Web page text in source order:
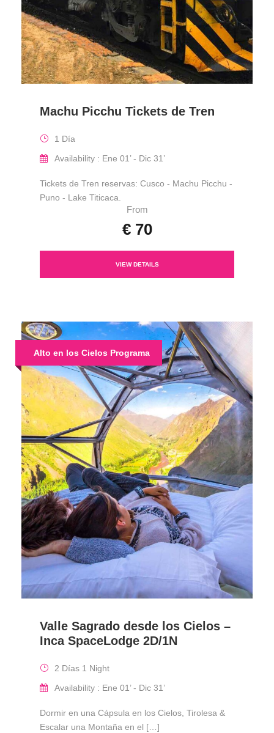
Machu Picchu Tickets de Tren
1 Día
Availability : Ene 01’ - Dic 31’
Tickets de Tren reservas: Cusco - Machu Picchu -
Puno - Lake Titicaca.
From
€ 70
VIEW DETAILS
Alto en los Cielos Programa
Valle Sagrado desde los Cielos –
Inca SpaceLodge 2D/1N
2 Días 1 Night
Availability : Ene 01’ - Dic 31’
Dormir en una Cápsula en los Cielos, Tirolesa &
Escalar una Montaña en el […]